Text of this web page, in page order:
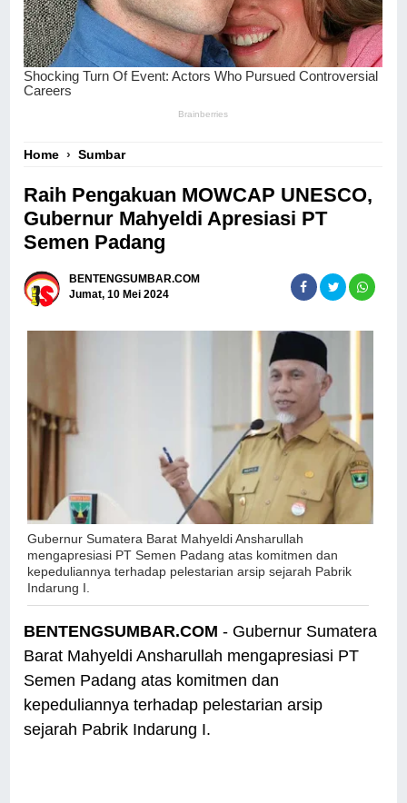
Home ›Sumbar
Raih Pengakuan MOWCAP UNESCO,
Gubernur Mahyeldi Apresiasi PT
Semen Padang
BENTENGSUMBAR.COM
Jumat, 10 Mei 2024
Gubernur Sumatera Barat Mahyeldi Ansharullah
mengapresiasi PT Semen Padang atas komitmen dan
kepeduliannya terhadap pelestarian arsip sejarah Pabrik
Indarung I.
BENTENGSUMBAR.COM - Gubernur Sumatera
Barat Mahyeldi Ansharullah mengapresiasi PT
Semen Padang atas komitmen dan
kepeduliannya terhadap pelestarian arsip
sejarah Pabrik Indarung I.